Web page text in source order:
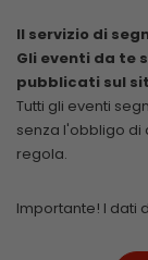
Il servizio di
Gli eventi da te
pubblicati sul
Tutti gli eventi
senza l'obbligo di
regola.
Importante! I dati